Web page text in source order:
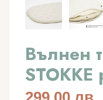
Вълнен
STOKKE